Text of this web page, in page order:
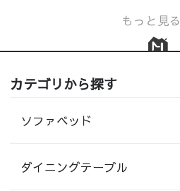
もっと見る
カテゴリから探す
ソファベッド
ダイニングテーブル